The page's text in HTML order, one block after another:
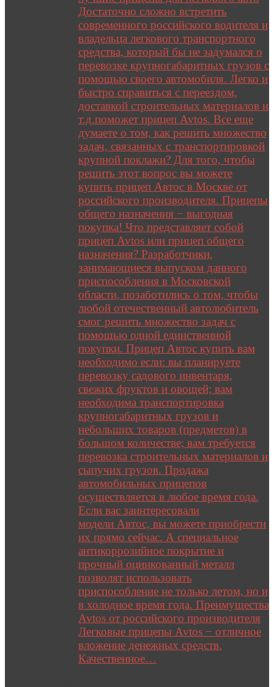
Достаточно сложно встретить
современного российского водителя и
владельца легкового транспортного
средства, который бы не задумался о
перевозке крупногабаритных грузов с
помощью своего автомобиля. Легко и
быстро справиться с переездом,
доставкой строительных материалов и
т.д.поможет прицеп Avtos. Все еще
думаете о том, как решить множество
задач, связанных с транспортировкой
крупной поклажи? Для того, чтобы
решить этот вопрос вы можете
купить прицеп Автос в Москве от
российского производителя. Прицепы
общего назначения − выгодная
покупка! Что представляет собой
прицеп Avtos или прицеп общего
назначения? Разработчики,
занимающиеся выпуском данного
приспособления в Московской
области, позаботились о том, чтобы
любой отечественный автолюбитель
смог решить множество задач с
помощью одной единственной
покупки. Прицеп Автос купить вам
необходимо если: вы планируете
перевозку садового инвентаря,
свежих фруктов и овощей; вам
необходима транспортировка
крупногабаритных грузов и
небольших товаров (предметов) в
большом количестве; вам требуется
перевозка строительных материалов и
сыпучих грузов. Продажа
автомобильных прицепов
осуществляется в любое время года.
Если вас заинтересовали
модели Автос, вы можете приобрести
их прямо сейчас. А специальное
антикоррозийное покрытие и
прочный оцинкованный металл
позволят использовать
приспособление не только летом, но и
в холодное время года. Преимущества
Avtos от российского производителя
Легковые прицепы Avtos − отличное
вложение денежных средств.
Качественное…